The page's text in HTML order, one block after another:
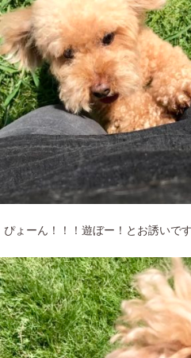
ょーん！！！遊ぼー！とお誘いで